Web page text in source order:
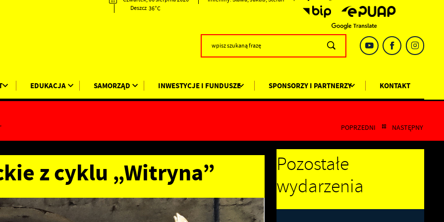
Deszcz 36°C
EDUKACJA SAMORZĄD INWESTYCJE I FUNDUSZE SPONSORZY I PARTNERZY KONTAKT
POPRZEDNI NASTĘPNY
z cyklu „Witryna”
Pozostałe
wydarzenia